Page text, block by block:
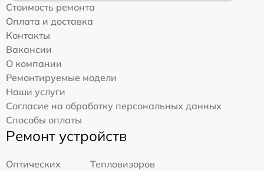
Стоимость ремонта
Оплата и доставка
Контакты
Вакансии
О компании
Ремонтируемые модели
Наши услуги
Согласие на обработку персональных данных
Способы оплаты
Ремонт устройств
Оптических
Тепловизоров